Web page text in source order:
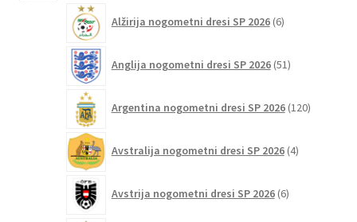
izberete
strani
Alžirija nogometni dresi SP 2026 6izdelkov
Anglija nogometni dresi SP 2026 51izdelkov
Argentina nogometni dresi SP 2026 120izdelkov
Avstralija nogometni dresi SP 2026 4izdelki
Avstrija nogometni dresi SP 2026 6izdelkov